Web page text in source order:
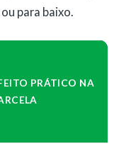
para baixo.
PRÁTICO NA